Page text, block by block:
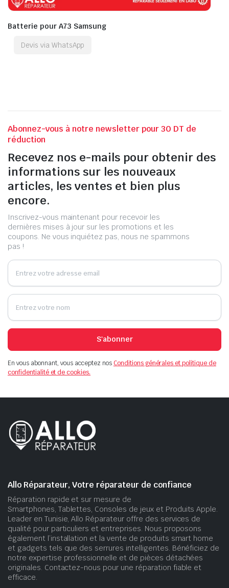
Batterie pour A73 Samsung
Devis via WhatsApp
Abonnez-vous à notre newsletter pour 30 DT de
réduction
Recevez nos e-mails pour obtenir des
informations sur les nouveaux
articles, les ventes et bien plus
encore.
Inscrivez-vous maintenant pour recevoir les
dernières mises à jour sur les promotions et les
coupons. Ne vous inquiétez pas, nous ne spammons
pas !
S'abonner
En vous abonnant, vous acceptez nosConditions générales et politique de
confidentialité et de cookies.
Allo Réparateur, Votre réparateur de confiance
Réparation rapide et sur mesure de
Smartphones, Tablettes, Consoles de jeux et Produits Apple.
Leader en Tunisie, Allo Réparateur offre des services de
qualité pour particuliers et entreprises. Nous proposons
également l’installation et la vente de produits smart home
et gadgets tels que des serrures intelligentes. Bénéficiez de
notre expertise professionnelle et de pièces détachées
originales. Contactez-nous pour une réparation fiable et
efficace.